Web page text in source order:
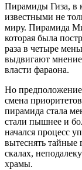
Пирамиды Гиза, в
известными не
миру. Пирамида
которая была
раза в четыре
выдвигают
власти фараона.
Но предположение
смена
пирамида стала
стали пышнее и
начался процесс
вытеснять
скалах,
храмы.